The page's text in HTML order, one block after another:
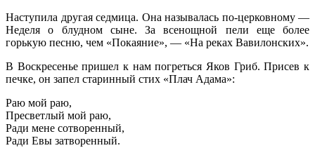
Наступила другая седмица. Она называлась по-церковному —
Неделя о блудном сыне. За всенощной пели еще более
горькую песню, чем «Покаяние», — «На реках Вавилонских».
В Воскресенье пришел к нам погреться Яков Гриб. Присев к
печке, он запел старинный стих «Плач Адама»:
Раю мой раю,
Пресветлый мой раю,
Ради мене сотворенный,
Ради Евы затворенный.